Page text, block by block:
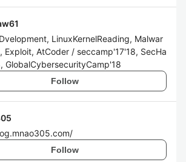
LinuxKernelReading, Malwar
Exploit, AtCoder / seccamp'17'18, SecHa
GlobalCybersecurityCamp'18
Follow
Follow